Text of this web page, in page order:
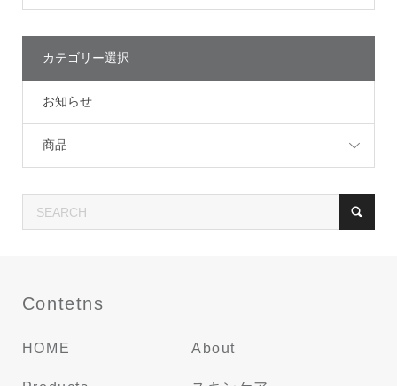
カテゴリー選択
お知らせ
商品
Contetns
HOME About